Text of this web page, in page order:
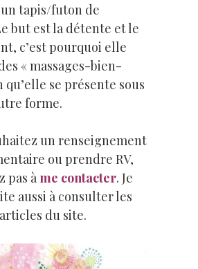
tapis/futon de
but est la détente et le
c’est pourquoi elle
« massages-bien-
qu’elle se présente sous
forme.
un renseignement
ou prendre RV,
pas à me contacter. Je
aussi à consulter les
articles du site.